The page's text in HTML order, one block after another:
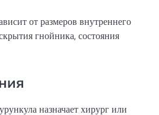
от размеров внутреннего
гнойника, состояния
назначает хирург или